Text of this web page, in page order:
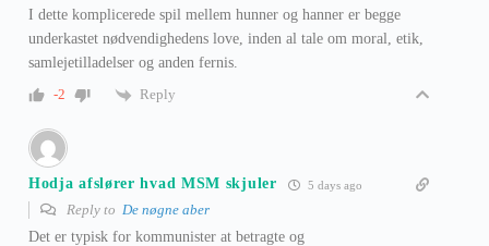
I dette komplicerede spil mellem hunner og hanner er begge
underkastet nødvendighedens love, inden al tale om moral, etik,
samlejetilladelser og anden fernis.
-2
Reply
Hodja afslører hvad MSM skjuler 5 days ago
Reply to De nøgne aber
Det er typisk for kommunister at betragte og